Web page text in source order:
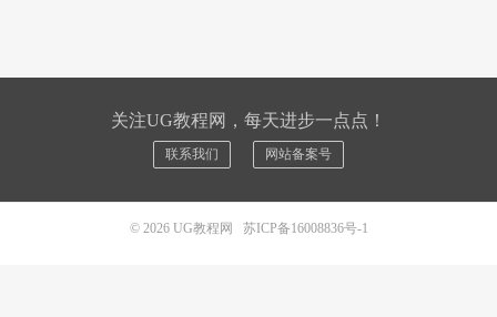
关注UG教程网，每天进步一点点！
联系我们 网站备案号
© 2026 UG教程网 苏ICP备16008836号-1